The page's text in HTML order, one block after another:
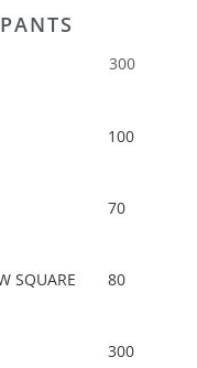
300
100
70
SQUARE 80
300